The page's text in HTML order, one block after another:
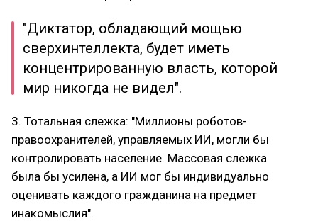
"Диктатор, обладающий мощью
сверхинтеллекта, будет иметь
концентрированную власть, которой
мир никогда не видел".
3. Тотальная слежка: "Миллионы роботов-
правоохранителей, управляемых ИИ, могли бы
контролировать население. Массовая слежка
была бы усилена, а ИИ мог бы индивидуально
оценивать каждого гражданина на предмет
инакомыслия".